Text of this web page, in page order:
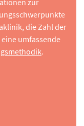
zur
die Zahl der
umfassende
.